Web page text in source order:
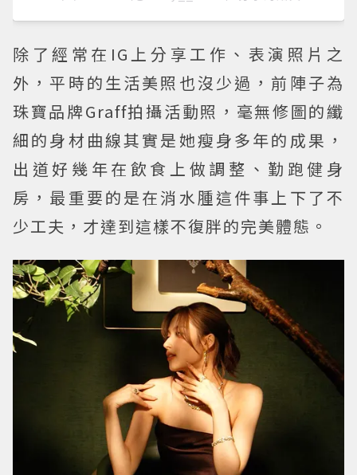
除了經常在IG上分享工作、表演照片之
外，平時的生活美照也沒少過，前陣子為
珠寶品牌Graff拍攝活動照，毫無修圖的纖
細的身材曲線其實是她瘦身多年的成果，
出道好幾年在飲食上做調整、勤跑健身
房，最重要的是在消水腫這件事上下了不
少工夫，才達到這樣不復胖的完美體態。